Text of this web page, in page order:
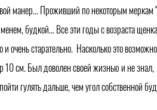
манер... Проживший по некоторым меркам
будкой... Все эти годы с возраста
и очень старательно. Насколько это
10 см. Был доволен своей жизнью и не знал,
гулять дальше, чем угол собственной